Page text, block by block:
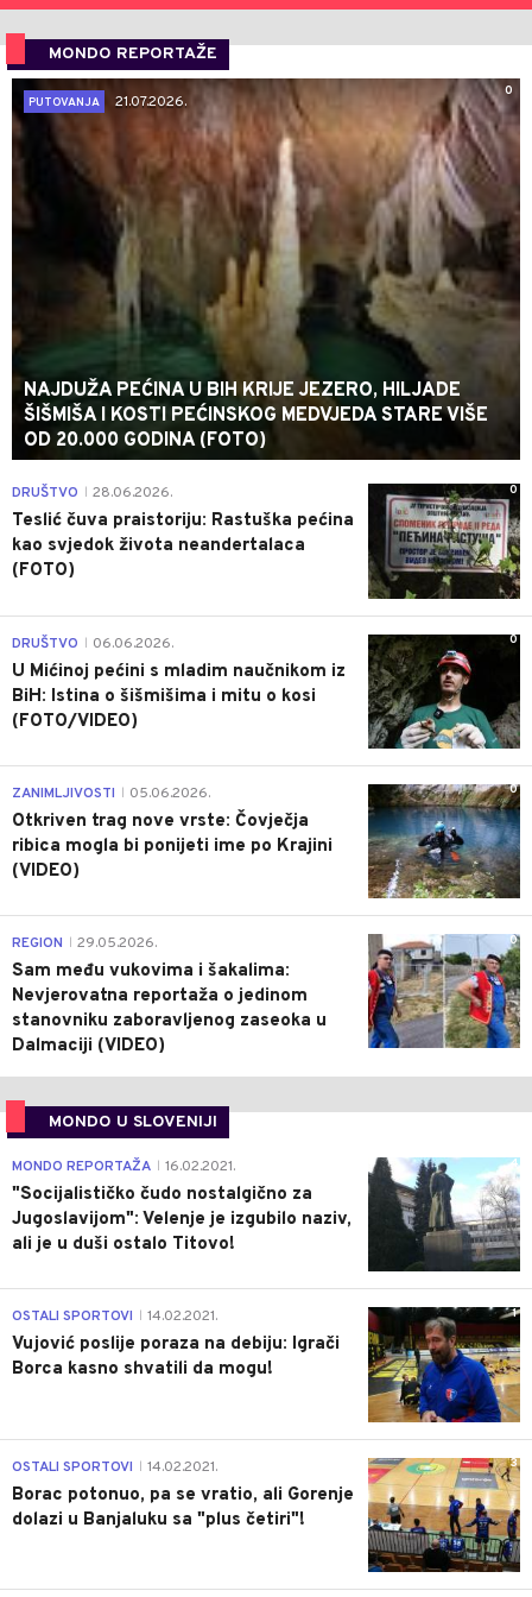
MONDO REPORTAŽE
0
PUTOVANJA
21.07.2026.
NAJDUŽA PEĆINA U BIH KRIJE JEZERO, HILJADE
ŠIŠMIŠA I KOSTI PEĆINSKOG MEDVJEDA STARE VIŠE
OD 20.000 GODINA (FOTO)
0
DRUŠTVO 28.06.2026.
Teslić čuva praistoriju: Rastuška pećina
kao svjedok života neandertalaca
(FOTO)
0
DRUŠTVO 06.06.2026.
U Mićinoj pećini s mladim naučnikom iz
BiH: Istina o šišmišima i mitu o kosi
(FOTO/VIDEO)
0
ZANIMLJIVOSTI 05.06.2026.
Otkriven trag nove vrste: Čovječja
ribica mogla bi ponijeti ime po Krajini
(VIDEO)
0
REGION 29.05.2026.
Sam među vukovima i šakalima:
Nevjerovatna reportaža o jedinom
stanovniku zaboravljenog zaseoka u
Dalmaciji (VIDEO)
MONDO U SLOVENIJI
4
MONDO REPORTAŽA 16.02.2021.
"Socijalističko čudo nostalgično za
Jugoslavijom": Velenje je izgubilo naziv,
ali je u duši ostalo Titovo!
1
OSTALI SPORTOVI 14.02.2021.
Vujović poslije poraza na debiju: Igrači
Borca kasno shvatili da mogu!
3
OSTALI SPORTOVI 14.02.2021.
Borac potonuo, pa se vratio, ali Gorenje
dolazi u Banjaluku sa "plus četiri"!